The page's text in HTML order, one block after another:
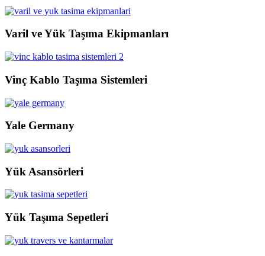
Varil ve Yük Taşıma Ekipmanları
Vinç Kablo Taşıma Sistemleri
Yale Germany
Yük Asansörleri
Yük Taşıma Sepetleri